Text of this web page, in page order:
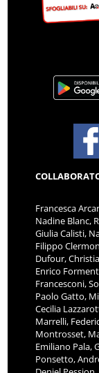
Francesca
Nadine Blanc,
Giulia Calisti,
Filippo
Dufour,
Enrico
Francesconi,
Paolo Gatto,
Cecilia
Marrelli,
Montrosset,
Emiliano Pala,
Ponsetto,